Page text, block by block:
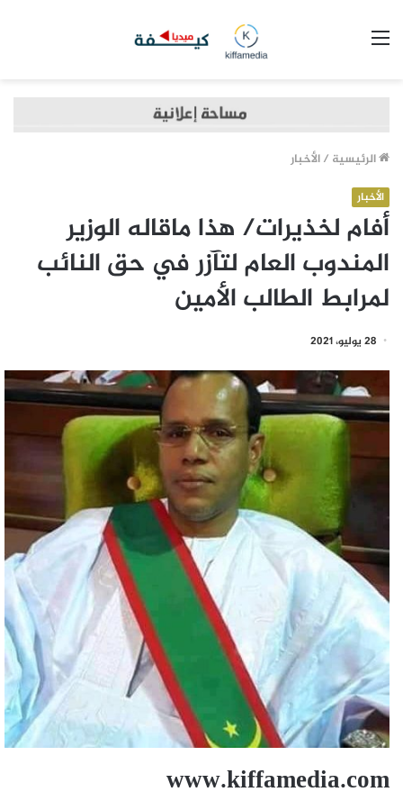
الرئيسية /الأخبار
الأخبار
أفام لخذيرات/ هذا ماقاله الوزير
المندوب العام لتآزر في حق النائب
لمرابط الطالب الأمين
28 يوليو، 2021
www.kiffamedia.com